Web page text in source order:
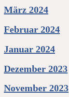
März 2024
Februar 2024
Januar 2024
Dezember 2023
November 2023